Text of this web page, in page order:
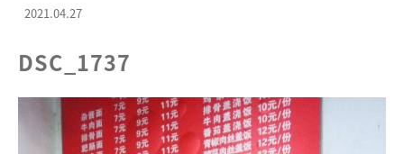
2021.04.27
DSC_1737